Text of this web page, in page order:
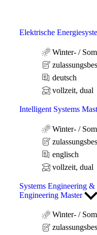
Elektrische
Winter- /
deutsch
vollzeit, dual
Intelligent Systems
Winter- /
englisch
vollzeit, dual
Systems Engineering
Engineering Master
Winter- /